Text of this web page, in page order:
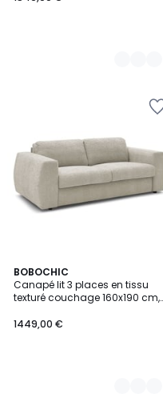
BOBOCHIC
Canapé lit 3 places en tissu
texturé couchage 160x190 cm,
1449,00 €
5
Couleurs